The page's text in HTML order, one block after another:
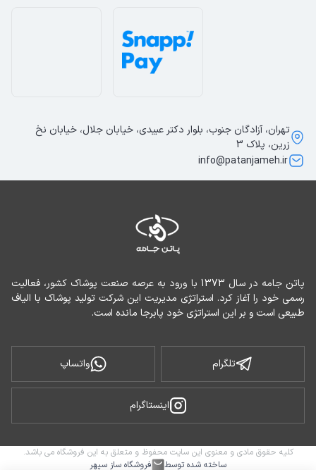
طبیعی است و بر این استراتژی خود پابرجا مانده است.
تلگرام واتساپ
اینستاگرام
تهران، آزادگان جنوب، بلوار دکتر عبیدی، خیابان جلال، خیابان نخ
زرین، پلاک 3
info@patanjameh.ir
کلیه حقوق مادی و معنوی این سایت محفوظ و متعلق به این فروشگاه می باشد.
ساخته شده توسط
فروشگاه ساز سپهر